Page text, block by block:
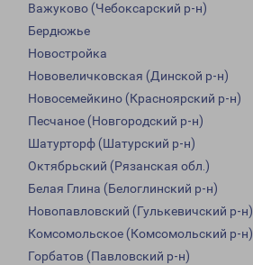
Важуково (Чебоксарский р-н)
Бердюжье
Новостройка
Нововеличковская (Динской р-н)
Новосемейкино (Красноярский р-н)
Песчаное (Новгородский р-н)
Шатурторф (Шатурский р-н)
Октябрьский (Рязанская обл.)
Белая Глина (Белоглинский р-н)
Новопавловский (Гулькевичский р-н)
Комсомольское (Комсомольский р-н)
Горбатов (Павловский р-н)